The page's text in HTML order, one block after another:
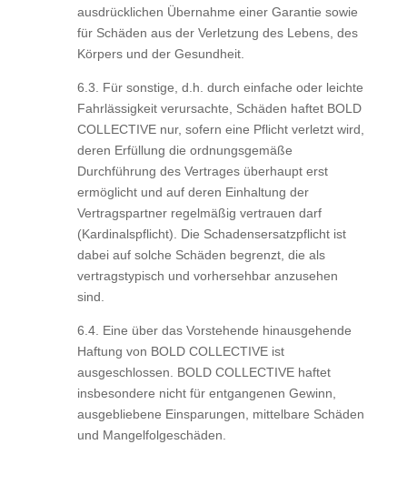
ausdrücklichen Übernahme einer Garantie sowie
für Schäden aus der Verletzung des Lebens, des
Körpers und der Gesundheit.
6.3. Für sonstige, d.h. durch einfache oder leichte
Fahrlässigkeit verursachte, Schäden haftet BOLD
COLLECTIVE nur, sofern eine Pflicht verletzt wird,
deren Erfüllung die ordnungsgemäße
Durchführung des Vertrages überhaupt erst
ermöglicht und auf deren Einhaltung der
Vertragspartner regelmäßig vertrauen darf
(Kardinalspflicht). Die Schadensersatzpflicht ist
dabei auf solche Schäden begrenzt, die als
vertragstypisch und vorhersehbar anzusehen
sind.
6.4. Eine über das Vorstehende hinausgehende
Haftung von BOLD COLLECTIVE ist
ausgeschlossen. BOLD COLLECTIVE haftet
insbesondere nicht für entgangenen Gewinn,
ausgebliebene Einsparungen, mittelbare Schäden
und Mangelfolgeschäden.